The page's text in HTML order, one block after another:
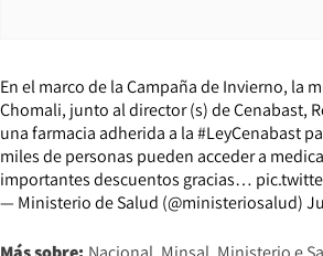
En el marco de la Campaña de Invierno, la
Chomali, junto al director (s) de Cenabast,
una farmacia adherida a la#LeyCenabast
miles de personas pueden acceder a
importantes descuentos gracias…
— Ministerio de Salud (@ministeriosalud)